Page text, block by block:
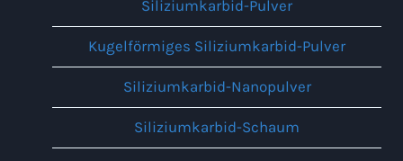
Siliziumkarbid-Pulver
Kugelförmiges Siliziumkarbid-Pulver
Siliziumkarbid-Nanopulver
Siliziumkarbid-Schaum